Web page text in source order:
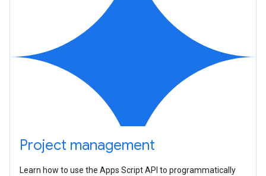
Project management
Learn how to use the Apps Script API to programmatically